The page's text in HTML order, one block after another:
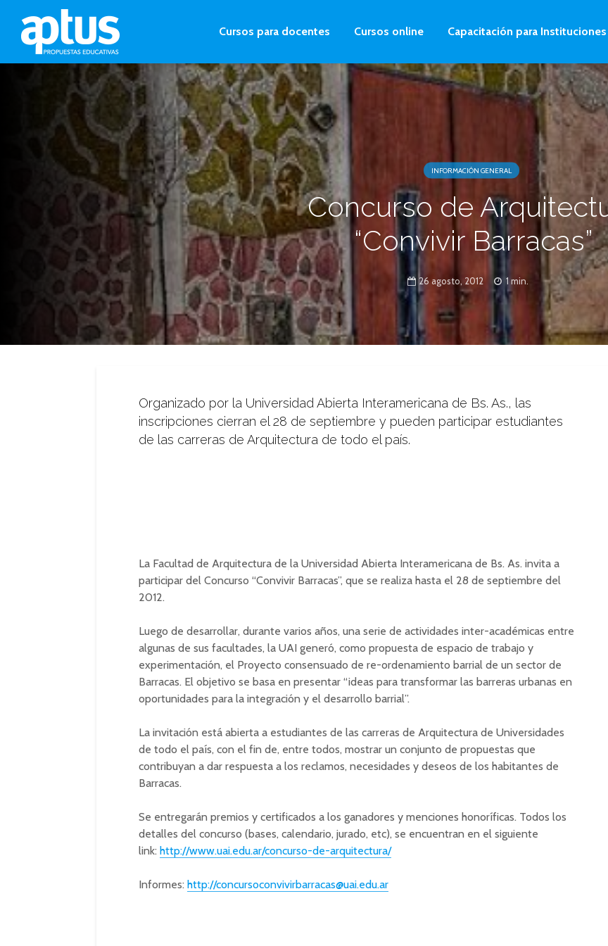
Cursos para docentes Cursos online Capacitación para
INFORMACIÓN GENERAL
Concurso de
“Convivir Barracas”
26 agosto, 2012 1 min.
Organizado por la Universidad Abierta Interamericana de Bs. As., las
inscripciones cierran el 28 de septiembre y pueden participar estudiantes
de las carreras de Arquitectura de todo el país.
La Facultad de Arquitectura de la Universidad Abierta Interamericana de Bs. As. invita a
participar del Concurso “Convivir Barracas”, que se realiza hasta el 28 de septiembre del
2012.
Luego de desarrollar, durante varios años, una serie de actividades inter-académicas entre
algunas de sus facultades, la UAI generó, como propuesta de espacio de trabajo y
experimentación, el Proyecto consensuado de re-ordenamiento barrial de un sector de
Barracas. El objetivo se basa en presentar “ideas para transformar las barreras urbanas en
oportunidades para la integración y el desarrollo barrial”.
La invitación está abierta a estudiantes de las carreras de Arquitectura de Universidades
de todo el país, con el fin de, entre todos, mostrar un conjunto de propuestas que
contribuyan a dar respuesta a los reclamos, necesidades y deseos de los habitantes de
Barracas.
Se entregarán premios y certificados a los ganadores y menciones honoríficas. Todos los
detalles del concurso (bases, calendario, jurado, etc), se encuentran en el siguiente
link: http://www.uai.edu.ar/concurso-de-arquitectura/
Informes: http://concursoconvivirbarracas@uai.edu.ar